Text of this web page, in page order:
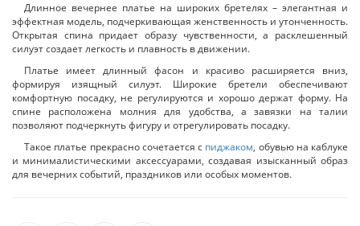
Длинное вечернее платье на широких бретелях – элегантная и
эффектная модель, подчеркивающая женственность и утонченность.
Открытая спина придает образу чувственности, а расклешенный
силуэт создает легкость и плавность в движении.
Платье имеет длинный фасон и красиво расширяется вниз,
формируя изящный силуэт. Широкие бретели обеспечивают
комфортную посадку, не регулируются и хорошо держат форму. На
спине расположена молния для удобства, а завязки на талии
позволяют подчеркнуть фигуру и отрегулировать посадку.
Такое платье прекрасно сочетается с пиджаком, обувью на каблуке
и минималистическими аксессуарами, создавая изысканный образ
для вечерних событий, праздников или особых моментов.